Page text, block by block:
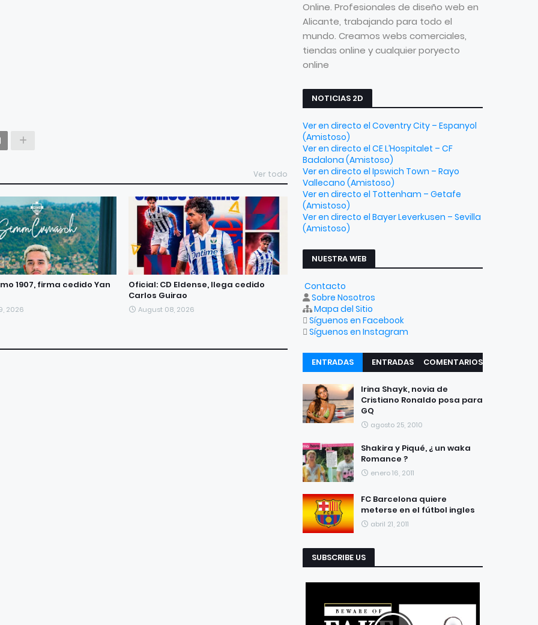
Ver todo
1907, firma cedido Yan
2026
Oficial: CD Eldense, llega cedido
Carlos Guirao
August 08, 2026
Online. Profesionales de diseño web en
Alicante, trabajando para todo el
mundo. Creamos webs comerciales,
tiendas online y cualquier poryecto
online
NOTICIAS 2D
Ver en directo el Coventry City – Espanyol
(Amistoso)
Ver en directo el CE L’Hospitalet – CF
Badalona (Amistoso)
Ver en directo el Ipswich Town – Rayo
Vallecano (Amistoso)
Ver en directo el Tottenham – Getafe
(Amistoso)
Ver en directo el Bayer Leverkusen – Sevilla
(Amistoso)
NUESTRA WEB
Contacto
Sobre Nosotros
Mapa del Sitio
Síguenos en Facebook
Síguenos en Instagram
ENTRADAS
RECIENTES
ENTRADAS
COMENTARIOS
Irina Shayk, novia de
Cristiano Ronaldo posa para
GQ
agosto 25, 2010
Shakira y Piqué, ¿ un waka
Romance ?
enero 16, 2011
FC Barcelona quiere
meterse en el fútbol ingles
abril 21, 2011
SUBSCRIBE US